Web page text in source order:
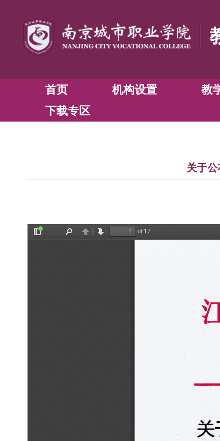
首页 机构设置
下载专区